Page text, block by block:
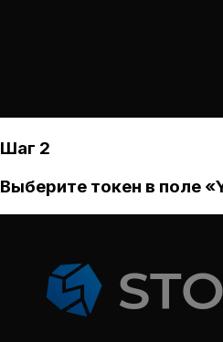
Шаг 2
Выберите токен в поле